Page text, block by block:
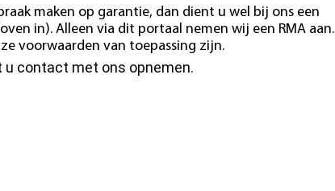
maken op garantie, dan dient u wel bij ons een
in). Alleen via dit portaal nemen wij een RMA aan.
voorwaarden van toepassing zijn.
u contact met ons opnemen.